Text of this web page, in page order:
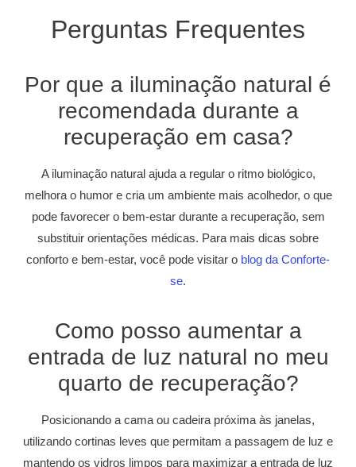
Perguntas Frequentes
Por que a iluminação natural é
recomendada durante a
recuperação em casa?
A iluminação natural ajuda a regular o ritmo biológico,
melhora o humor e cria um ambiente mais acolhedor, o que
pode favorecer o bem-estar durante a recuperação, sem
substituir orientações médicas. Para mais dicas sobre
conforto e bem-estar, você pode visitar o blog da Conforte-
se.
Como posso aumentar a
entrada de luz natural no meu
quarto de recuperação?
Posicionando a cama ou cadeira próxima às janelas,
utilizando cortinas leves que permitam a passagem de luz e
mantendo os vidros limpos para maximizar a entrada de luz